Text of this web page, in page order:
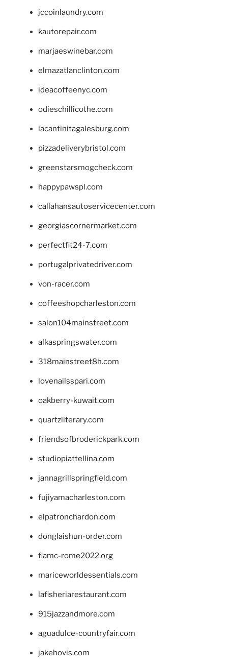
jccoinlaundry.com
kautorepair.com
marjaeswinebar.com
elmazatlanclinton.com
ideacoffeenyc.com
odieschillicothe.com
lacantinitagalesburg.com
pizzadeliverybristol.com
greenstarsmogcheck.com
happypawspl.com
callahansautoservicecenter.com
georgiascornermarket.com
perfectfit24-7.com
portugalprivatedriver.com
von-racer.com
coffeeshopcharleston.com
salon104mainstreet.com
alkaspringswater.com
318mainstreet8h.com
lovenailsspari.com
oakberry-kuwait.com
quartzliterary.com
friendsofbroderickpark.com
studiopiattellina.com
jannagrillspringfield.com
fujiyamacharleston.com
elpatronchardon.com
donglaishun-order.com
fiamc-rome2022.org
mariceworldessentials.com
lafisheriarestaurant.com
915jazzandmore.com
aguadulce-countryfair.com
jakehovis.com